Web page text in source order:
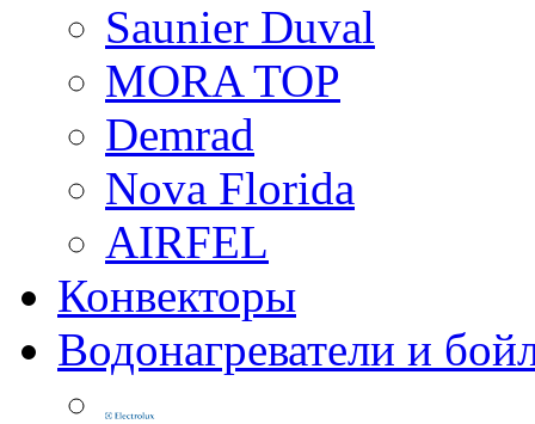
Saunier Duval
MORA TOP
Demrad
Nova Florida
AIRFEL
Конвекторы
Водонагреватели и